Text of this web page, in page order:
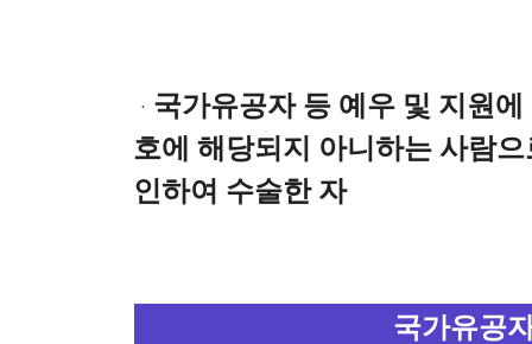
ㆍ 국가유공자 등 예우 및 지원
호에 해당되지 아니하는 사람
인하여 수술한 자
국가유공